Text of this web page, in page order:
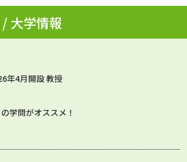
大学情報
年4月開設 教授
学問がオススメ！